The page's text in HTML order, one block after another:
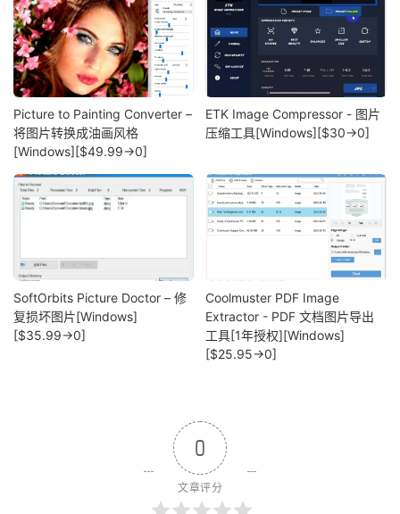
Picture to Painting Converter –
将图片转换成油画风格
[Windows][$49.99→0]
ETK Image Compressor - 图片
压缩工具[Windows][$30→0]
SoftOrbits Picture Doctor – 修
复损坏图片[Windows]
[$35.99→0]
Coolmuster PDF Image
Extractor - PDF 文档图片导出
工具[1年授权][Windows]
[$25.95→0]
0
文章评分